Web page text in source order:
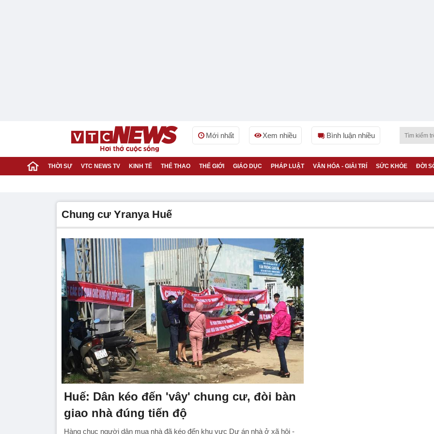
Mới nhất Xem nhiều Bình luận nhiều
THỜI SỰ VTC NEWS TV KINH TẾ THỂ THAO THẾ GIỚI GIÁO DỤC PHÁP LUẬT VĂN HÓA - GIẢI TRÍ SỨC KHỎE ĐỜI
chung cư Yranya Huế
Huế: Dân kéo đến 'vây' chung cư, đòi bàn
giao nhà đúng tiến độ
Hàng chục người dân mua nhà đã kéo đến khu vực Dự án nhà ở xã hội -